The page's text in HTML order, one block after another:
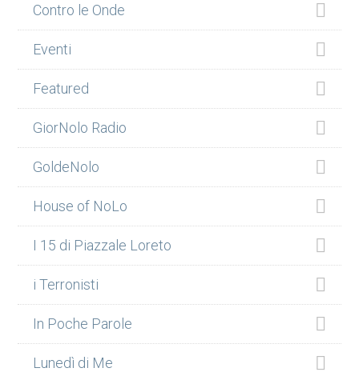
Contro le Onde
Eventi
Featured
GiorNolo Radio
GoldeNolo
House of NoLo
I 15 di Piazzale Loreto
i Terronisti
In Poche Parole
Lunedì di Me